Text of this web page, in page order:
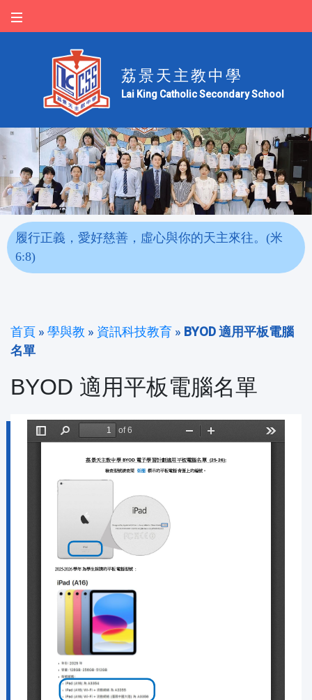
荔景天主教中學
Lai King Catholic Secondary School
履行正義，愛好慈善，虛心與你的天主來往。(米
6:8)
首頁 » 學與教 » 資訊科技教育 » BYOD 適用平板電腦
名單
BYOD 適用平板電腦名單